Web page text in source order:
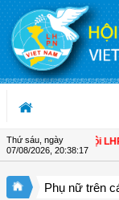
Truy cập nội dung luôn
Thứ sáu, ngày
07/08/2026, 20:38:18
hội viên | Hội LHPN xã
Phụ nữ trên